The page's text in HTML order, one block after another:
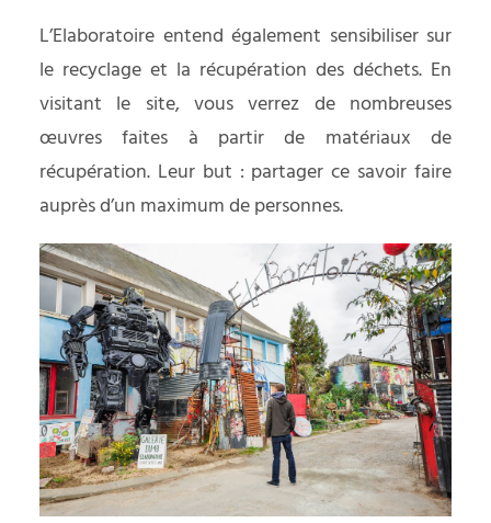
L’Elaboratoire entend également sensibiliser sur
le recyclage et la récupération des déchets. En
visitant le site, vous verrez de nombreuses
œuvres faites à partir de matériaux de
récupération. Leur but : partager ce savoir faire
auprès d’un maximum de personnes.